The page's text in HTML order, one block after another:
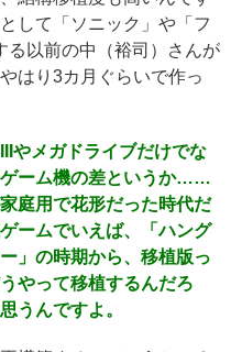
して「ソニック」や「フ
る以前の中（裕司）さんが
はり3カ月ぐらいで作っ
メガドライブだけでな
ゲーム機の差というか……
庭用で花形だった時代だ
ームでいえば、「ハング
」の時期から、移植版っ
やって移植するんだろ
うんですよ。